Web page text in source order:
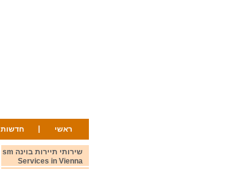
ראשי חדשות
שירותי תיירות בוינה sm
Services in Vienna